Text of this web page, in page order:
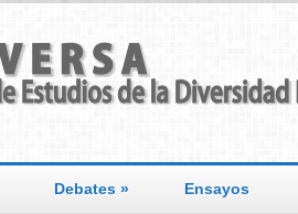
Debates » Ensayos